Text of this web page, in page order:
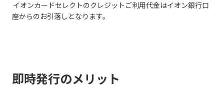
イオンカードセレクトのクレジットご利用代金はイオン銀行口
座からのお引落しとなります。
即時発行のメリット